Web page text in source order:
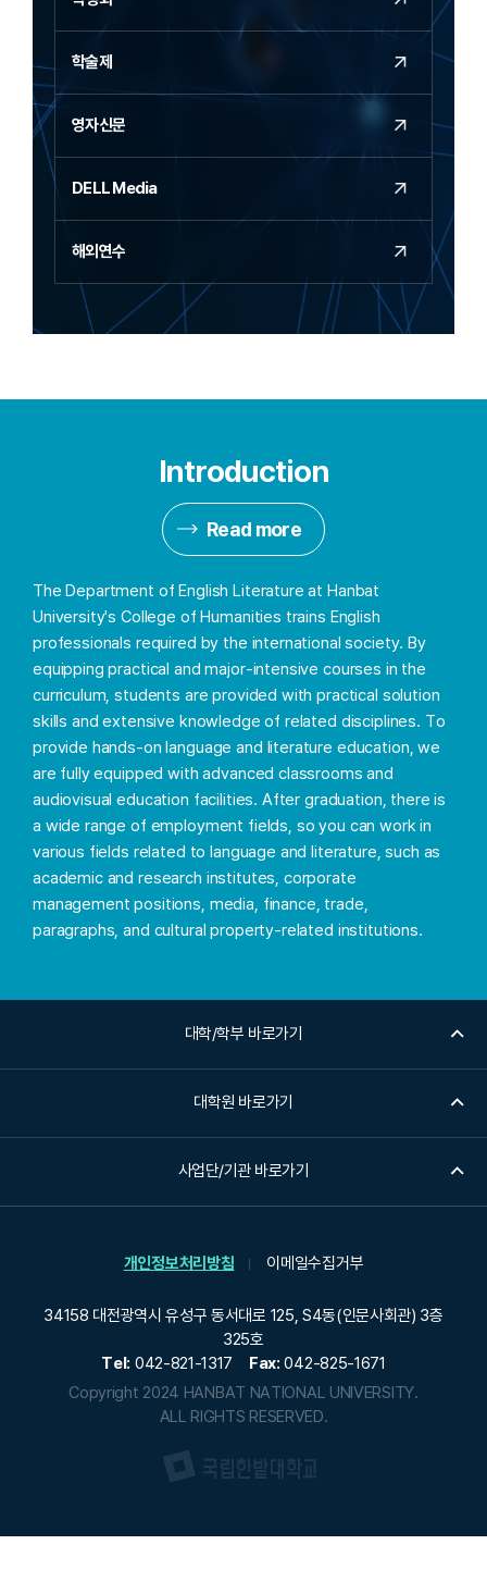
학술제
영자신문
DELL Media
해외연수
Introduction
Read more
The Department of English Literature at Hanbat
University's College of Humanities trains English
professionals required by the international society. By
equipping practical and major-intensive courses in the
curriculum, students are provided with practical solution
skills and extensive knowledge of related disciplines. To
provide hands-on language and literature education, we
are fully equipped with advanced classrooms and
audiovisual education facilities. After graduation, there is
a wide range of employment fields, so you can work in
various fields related to language and literature, such as
academic and research institutes, corporate
management positions, media, finance, trade,
paragraphs, and cultural property-related institutions.
대학/학부 바로가기
대학원 바로가기
사업단/기관 바로가기
개인정보처리방침 이메일수집거부
34158 대전광역시 유성구 동서대로 125, S4동(인문사회관) 3층
325호
Tel: 042-821-1317 Fax: 042-825-1671
Copyright 2024 HANBAT NATIONAL UNIVERSITY.
ALL RIGHTS RESERVED.